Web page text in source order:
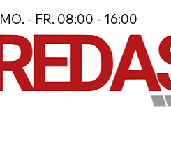
MO. - FR. 08:00 - 16:00